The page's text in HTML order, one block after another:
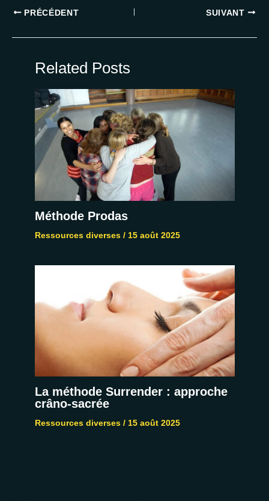
PRÉCÉDENT SUIVANT
Related Posts
Méthode Prodas
Ressources diverses/ 15 août 2025
La méthode Surrender : approche
crâno-sacrée
Ressources diverses/ 15 août 2025